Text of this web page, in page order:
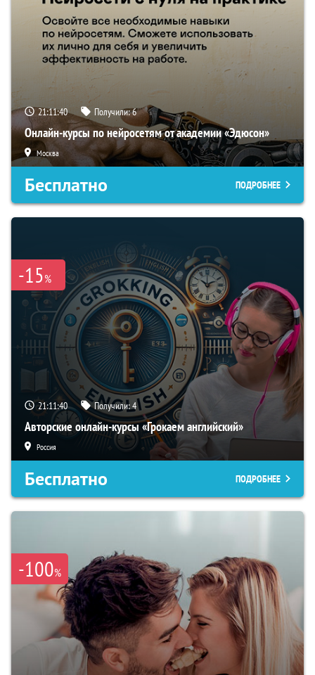
21:11:40 Получили:6
Онлайн-курсы по нейросетям от академии «Эдюсон»
Москва
Бесплатно ПОДРОБНЕЕ
-15%
21:11:40 Получили:4
Авторские онлайн-курсы «Грокаем английский»
Россия
Бесплатно ПОДРОБНЕЕ
-100%